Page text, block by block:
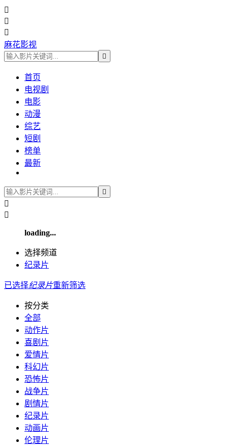



麻花影视

首页
电视剧
电影
动漫
综艺
短剧
榜单
最新



loading...
选择频道
纪录片
已选择纪录片重新筛选
按分类
全部
动作片
喜剧片
爱情片
科幻片
恐怖片
战争片
剧情片
纪录片
动画片
伦理片